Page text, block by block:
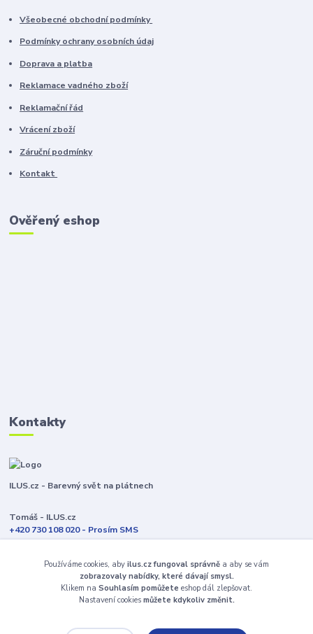
Všeobecné obchodní podmínky
Podmínky ochrany osobních údaj
Doprava a platba
Reklamace vadného zboží
Reklamační řád
Vrácení zboží
Záruční podmínky
Kontakt
Ověřený eshop
Kontakty
ILUS.cz - Barevný svět na plátnech
Tomáš - ILUS.cz
+420 730 108 020 - Prosím SMS
Jsme většinu času ve výrobě
info@ilus.cz
Používáme cookies, aby ilus.cz fungoval správně a aby se vám
zobrazovaly nabídky, které dávají smysl.
Klikem na Souhlasím pomůžete eshop dál zlepšovat.
Nastavení cookies můžete kdykoliv změnit.